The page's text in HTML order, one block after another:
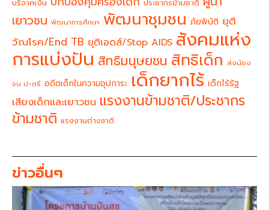
บริจาคเงิน ประชากรข้ามชาติ
เยาวชน พัฒนาการศึกษา พัฒนาชุมชน ภัยพิบัติ ยุติ
วัณโรค/End TB ยุติเอดส์/Stop AIDS สังคมแห่ง
การแบ่งปัน สิทธิมนุษยชน สิทธิเด็ก ส่งน้อง
จบ ป-ตรี อดีตเด็กในความอุปการะ เด็กยากไร้ เด็กไร้รัฐ
เสียงเด็กและเยาวชน แรงงานข้ามชาติ/ประชากร
ข้ามชาติ แรงงานต่างชาติ
ข่าวอื่นๆ